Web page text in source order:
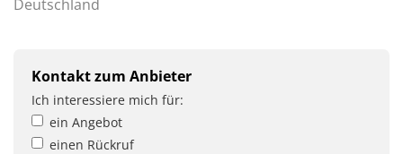
Deutschland
Kontakt zum Anbieter
Ich interessiere mich für:
ein Angebot
einen Rückruf